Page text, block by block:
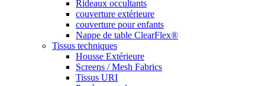
Rideaux occultants
couverture extérieure
couverture pour enfants
Nappe de table ClearFlex®
Tissus techniques
Housse Extérieure
Screens / Mesh Fabrics
Tissus URI